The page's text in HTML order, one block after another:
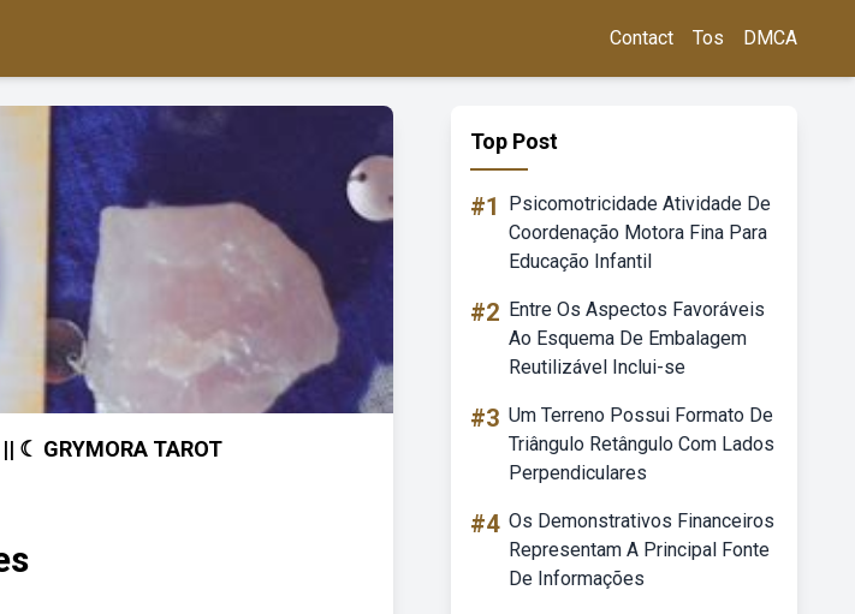
Contact Tos DMCA
☾ GRYMORA TAROT
Top Post
#1
Psicomotricidade Atividade De
Coordenação Motora Fina Para
Educação Infantil
#2 Entre Os Aspectos Favoráveis
Ao Esquema De Embalagem
Reutilizável Inclui-se
#3 Um Terreno Possui Formato De
Triângulo Retângulo Com Lados
Perpendiculares
#4 Os Demonstrativos Financeiros
Representam A Principal Fonte
De Informações